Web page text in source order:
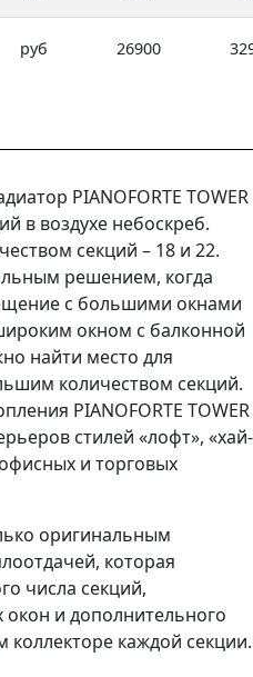
руб 26900
PIANOFORTE TOWER
в воздухе небоскреб.
секций – 18 и 22.
решением, когда
с большими окнами
окном с балконной
найти место для
количеством секций.
PIANOFORTE TOWER
стилей «лофт», «хай-
и торговых
оригинальным
которая
числа секций,
и дополнительного
каждой секции.